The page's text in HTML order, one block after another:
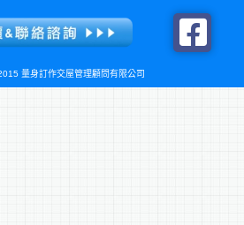
量身訂作交屋管理顧問有限公司